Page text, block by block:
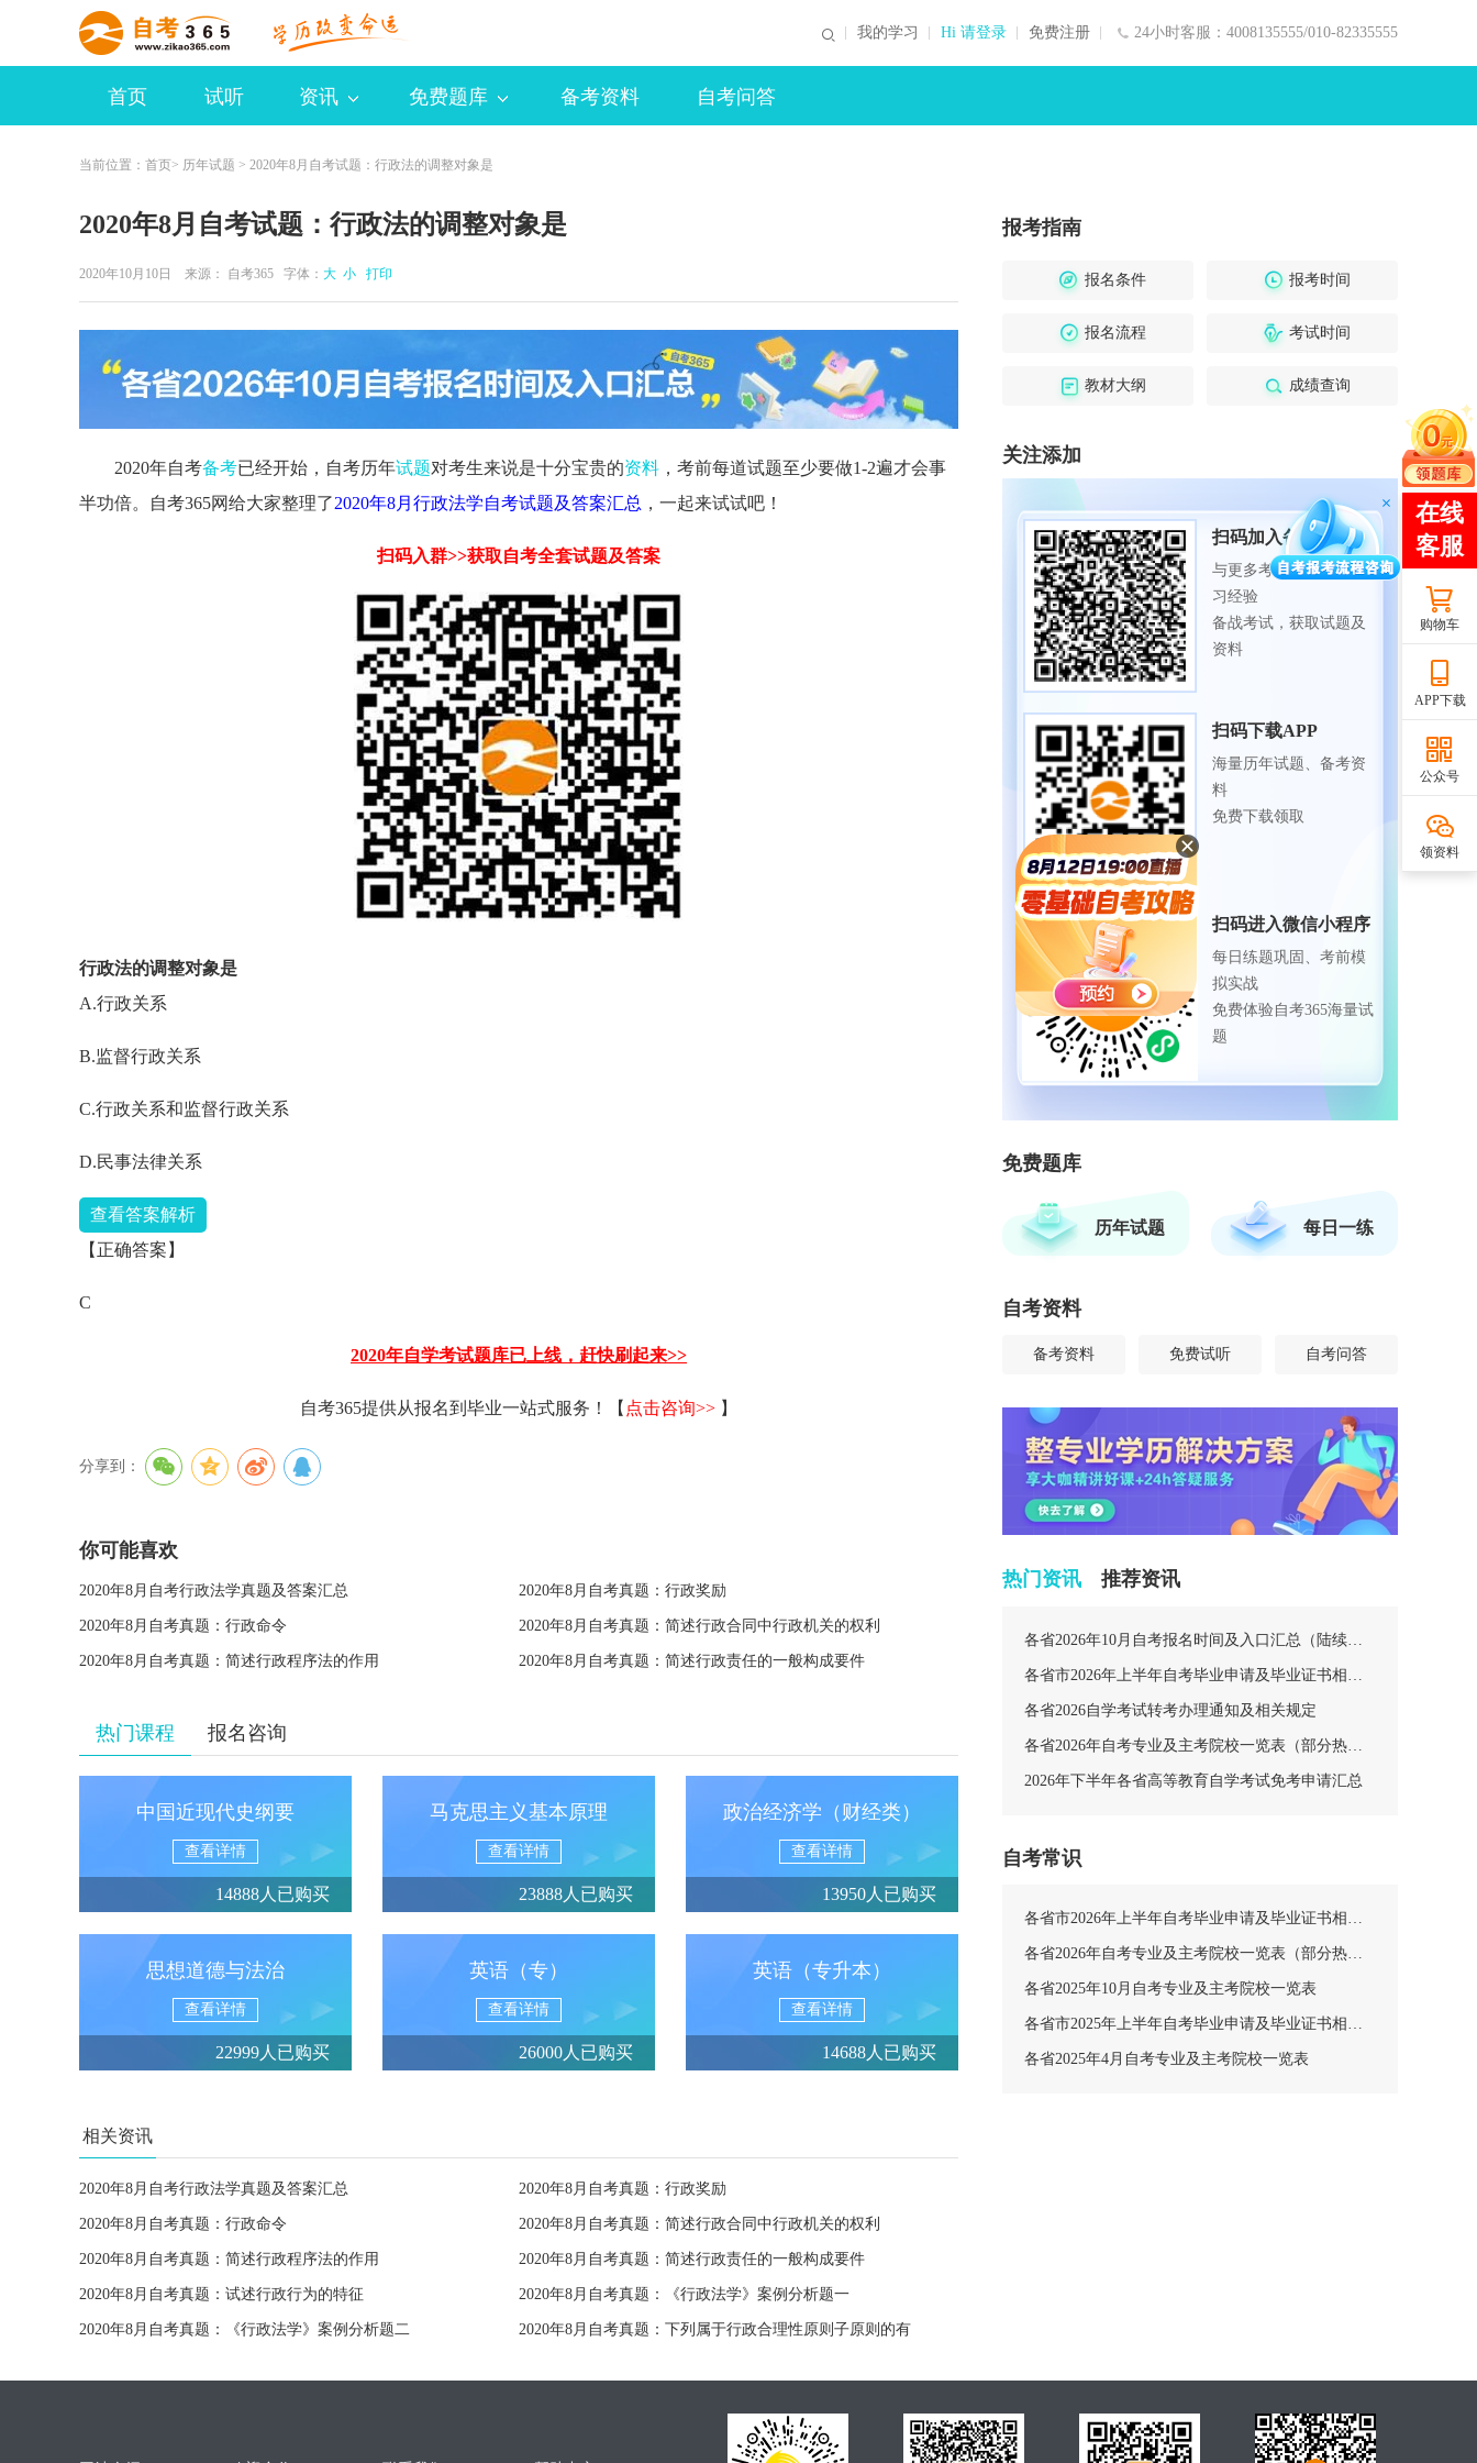
24小时客服：4008135555/010-82335555
我的学习 Hi 请登录 免费注册
首页 试听 资讯 免费题库 备考资料 自考问答
当前位置： 首页> 历年试题 > 2020年8月自考试题：行政法的调整对象是
2020年8月自考试题：行政法的调整对象是
2020年10月10日 来源： 自考365 字体： 大 小 打印
2020年自考备考已经开始，自考历年试题对考生来说是十分宝贵的资料 ，考前每道试题至少要做1-2遍才会事
半功倍。自考365网给大家整理了2020年8月行政法学自考试题及答案汇总 ，一起来试试吧！
扫码入群>>获取自考全套试题及答案
行政法的调整对象是
A.行政关系
B.监督行政关系
C.行政关系和监督行政关系
D.民事法律关系
查看答案解析
【正确答案】
C
2020年自学考试题库已上线，赶快刷起来>>
自考365提供从报名到毕业一站式服务！【 点击咨询>> 】
分享到：
你可能喜欢
2020年8月自考行政法学真题及答案汇总 2020年8月自考真题：行政奖励
2020年8月自考真题：行政命令 2020年8月自考真题：简述行政合同中行政机关的权利
2020年8月自考真题：简述行政程序法的作用 2020年8月自考真题：简述行政责任的一般构成要件
热门课程 报名咨询
中国近现代史纲要
查看详情
14888人已购买
马克思主义基本原理
查看详情
23888人已购买
政治经济学（财经类）
查看详情
13950人已购买
思想道德与法治
查看详情
22999人已购买
英语（专）
查看详情
26000人已购买
英语（专升本）
查看详情
14688人已购买
相关资讯
2020年8月自考行政法学真题及答案汇总 2020年8月自考真题：行政奖励
2020年8月自考真题：行政命令 2020年8月自考真题：简述行政合同中行政机关的权利
2020年8月自考真题：简述行政程序法的作用 2020年8月自考真题：简述行政责任的一般构成要件
2020年8月自考真题：试述行政行为的特征 2020年8月自考真题：《行政法学》案例分析题一
2020年8月自考真题：《行政法学》案例分析题二 2020年8月自考真题：下列属于行政合理性原则子原则的有
报考指南
报名条件 报考时间
报名流程 考试时间
教材大纲 成绩查询
关注添加
扫码加入备考交流群
与更多考生一起交流学
习经验
备战考试，获取试题及
资料
扫码下载APP
海量历年试题、备考资
料
免费下载领取
扫码进入微信小程序
每日练题巩固、考前模
拟实战
免费体验自考365海量试
题
免费题库
历年试题 每日一练
自考资料
备考资料 免费试听 自考问答
热门资讯
各省2026年10月自考报名时间及入口汇总（陆续更新中）
各省市2026年上半年自考毕业申请及毕业证书相关安排汇总
各省2026自学考试转考办理通知及相关规定
各省2026年自考专业及主考院校一览表（部分热门专业）
2026年下半年各省高等教育自学考试免考申请汇总
推荐资讯
自考常识
各省市2026年上半年自考毕业申请及毕业证书相关安排汇总
各省2026年自考专业及主考院校一览表（部分热门专业）
各省2025年10月自考专业及主考院校一览表
各省市2025年上半年自考毕业申请及毕业证书相关安排汇总
各省2025年4月自考专业及主考院校一览表
购物车
APP下载
公众号
领资料